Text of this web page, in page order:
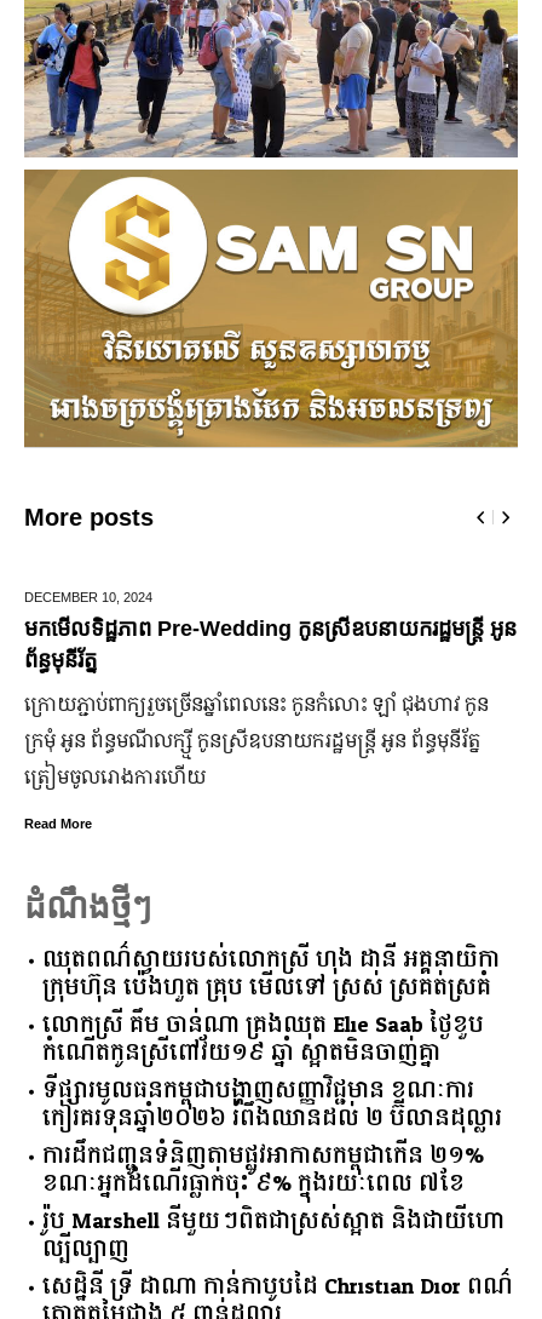
More posts
រ្តី អូន
កូន
ត្ន
JUNE 25,
មកដឹងប្រាក់ចំណេញសុទ្ធរបស់ក្រុមហ៊ុន Ford ពីឆ្នាំ២០
ក្រុមហ៊ុន Ford Motor ទទួលប្រាក់ចំណេញសរុបប្រចាំឆ្នាំមានក
ឡើង បើទោះបីវិបត្តិសេដ្ឋកិច្ចពិភពលោកមិនទាន់មានស្ថានភាព
ប្រសើរ។
ដំណឹងថ្មីៗ
ឈុតពណ៌ស្វាយរបស់លោកស្រី ហុង ដានី អគ្គ​នាយិកា​
ក្រុមហ៊ុន ប៉េងហួត គ្រុប មើលទៅ ស្រស់ ស្រគត់ស្រគំ
លោកស្រី គឹម ចាន់ណា គ្រងឈុត Elie Saab ថ្ងៃខួប
កំណើតកូនស្រីពៅវ័យ១៩ ឆ្នាំ ស្អាតមិនចាញ់គ្នា
ទីផ្សារ​មូលធន​កម្ពុជា​បង្ហាញ​សញ្ញា​វិជ្ជមាន​ ​ខណៈ​ការ​
កៀរគរ​ទុន​ឆ្នាំ​២០២៦​ ​រំពឹង​ឈានដល់​ ​២​ ​ប៊ីលាន​ដុល្លារ​
ការដឹកជញ្ជូនទំនិញតាមផ្លូវអាកាសកម្ពុជាកើន ២១%
ខណៈអ្នកដំណើរធ្លាក់ចុះ ៩% ក្នុងរយៈពេល ៧ខែ
រ៉ូប Marshell នីមួយៗពិតជាស្រស់ស្អាត និងជាយីហោ
ល្បីល្បាញ
សេដ្ឋិនី ទ្រី ដាណា កាន់កាបូបដៃ Christian Dior ពណ៌